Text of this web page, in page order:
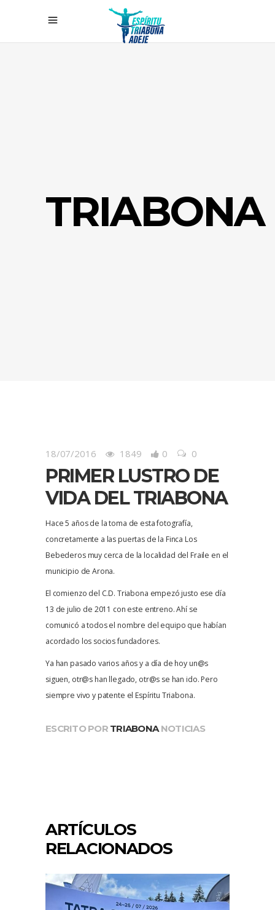
TRIABONA
18/07/2016 1849 0 0
PRIMER LUSTRO DE
VIDA DEL TRIABONA
Hace 5 años de la toma de esta fotografía,
concretamente a las puertas de la Finca Los
Bebederos muy cerca de la localidad del Fraile en el
municipio de Arona.
El comienzo del C.D. Triabona empezó justo ese día
13 de julio de 2011 con este entreno. Ahí se
comunicó a todos el nombre del equipo que habían
acordado los socios fundadores.
Ya han pasado varios años y a día de hoy un@s
siguen, otr@s han llegado, otr@s se han ido. Pero
siempre vivo y patente el Espíritu Triabona.
ESCRITO POR TRIABONA NOTICIAS
ARTÍCULOS
RELACIONADOS